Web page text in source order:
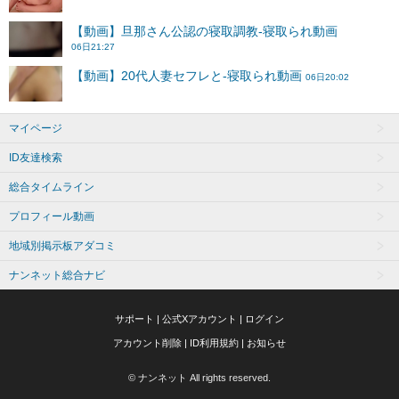
マイページ
ID友達検索
総合タイムライン
プロフィール動画
地域別掲示板アダコミ
ナンネット総合ナビ
サポート | 公式Xアカウント | ログイン
アカウント削除 | ID利用規約 | お知らせ
© ナンネット All rights reserved.